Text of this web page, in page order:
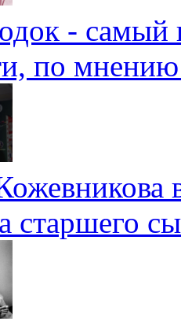
- самый
по
старшего